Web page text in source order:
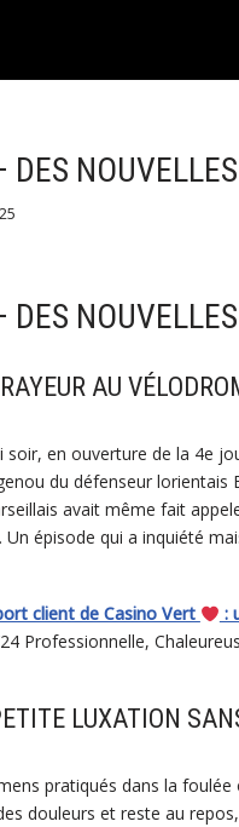
DES
DES
AU
soir, en ouverture de la 4e
du défenseur lorientais
avait même fait
Un épisode qui a inquiété
client de Casino Vert :
Professionnelle,
LUXATION
pratiqués dans la
douleurs et reste au repos,